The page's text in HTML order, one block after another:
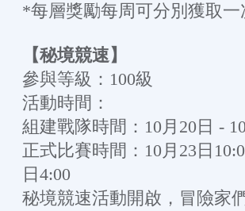
*每層獎勵每周可分別獲取一
【秘境競速】
參與等級：100級
活動時間：
組建戰隊時間：10月20日 -
正式比賽時間：10月23日
日4:00
秘境競速活動開啟，冒險家